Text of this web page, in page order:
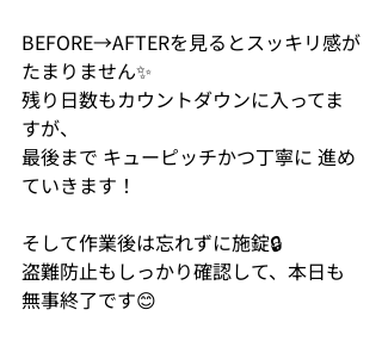
BEFORE→AFTERを見るとスッキリ感が
たまりません✨
残り日数もカウントダウンに入ってま
すが、
最後まで キューピッチかつ丁寧に 進め
ていきます！
そして作業後は忘れずに施錠🔒
盗難防止もしっかり確認して、本日も
無事終了です😊